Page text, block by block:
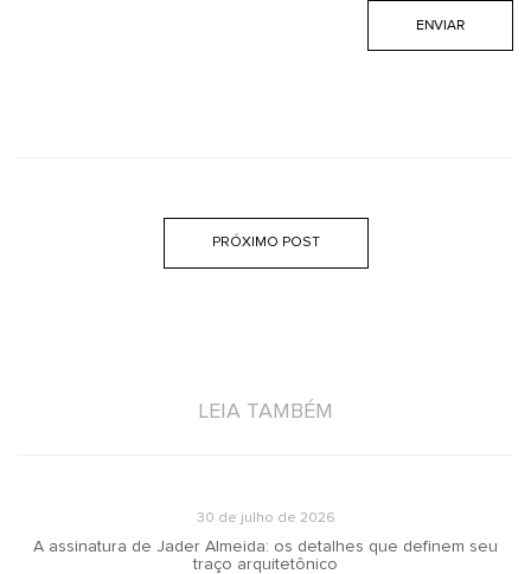
PRÓXIMO POST
LEIA TAMBÉM
30 de julho de 2026
A assinatura de Jader Almeida: os detalhes que definem seu
traço arquitetônico